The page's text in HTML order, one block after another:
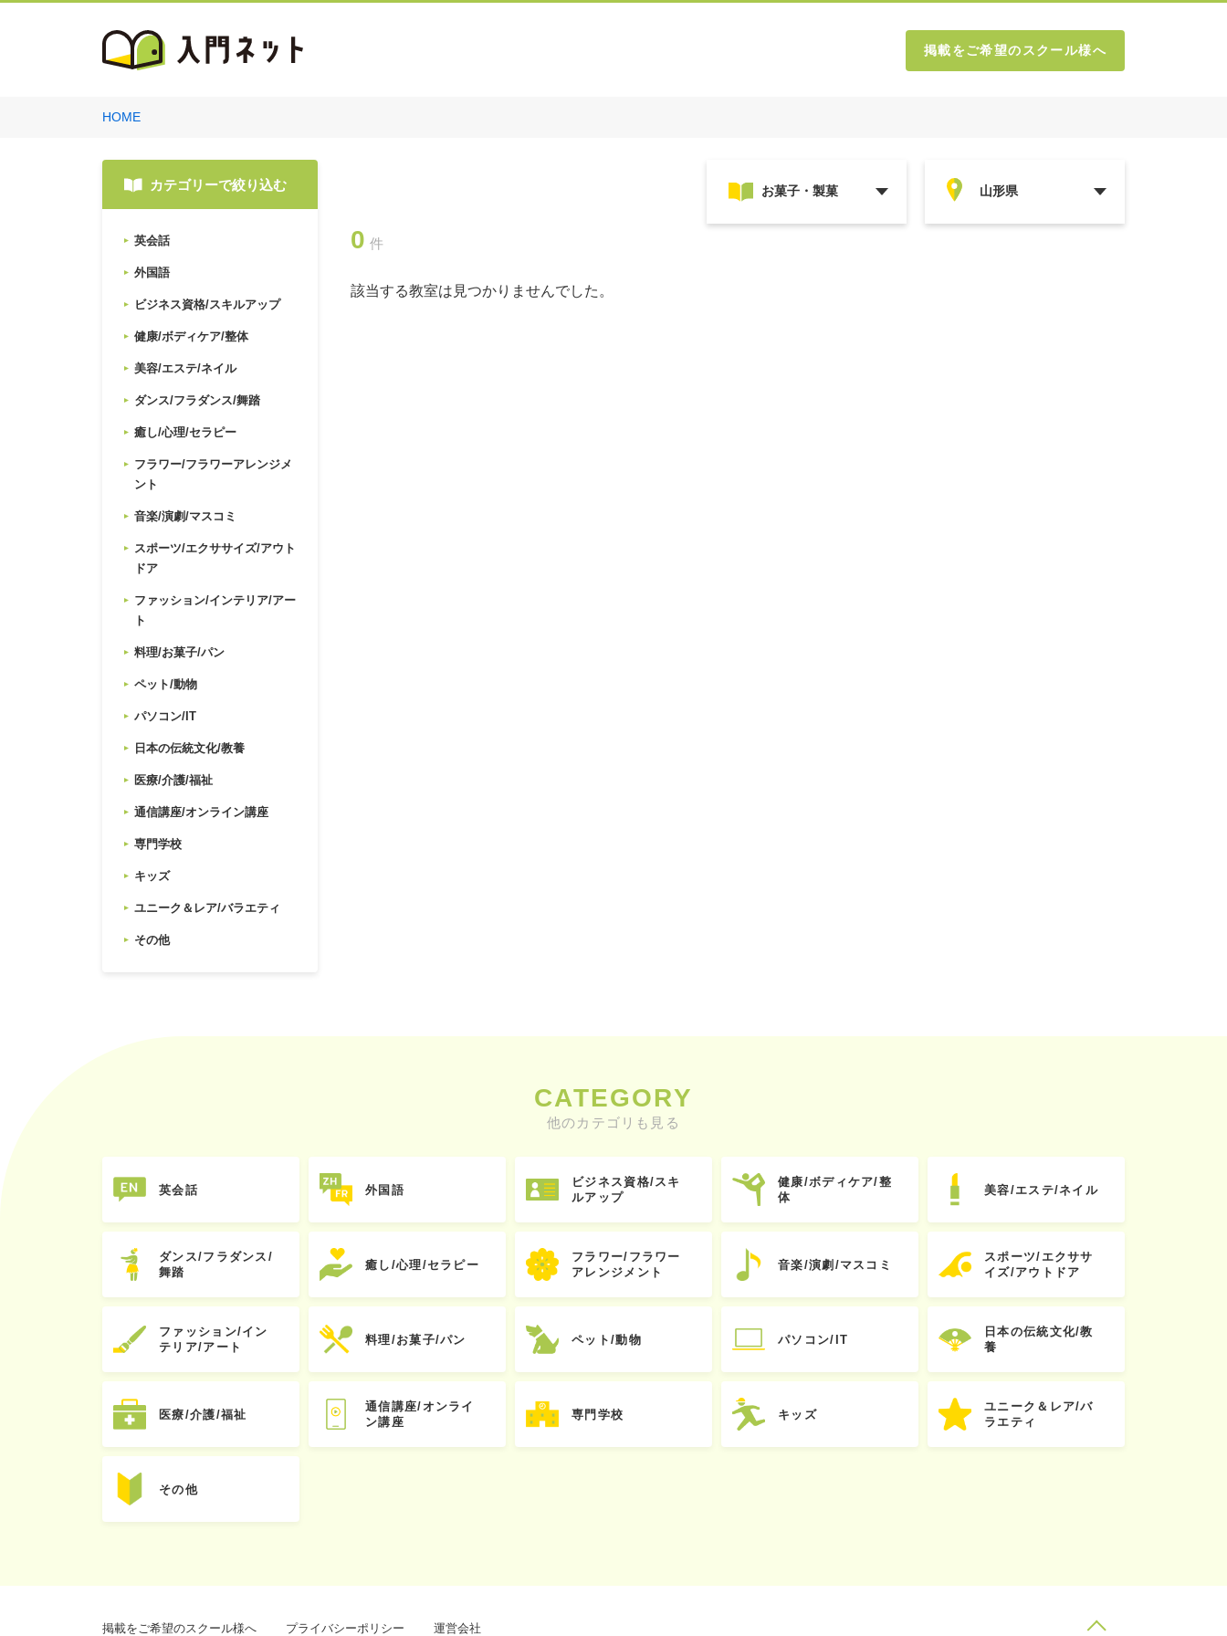
掲載をご希望のスクール様へ
HOME
カテゴリーで絞り込む
英会話
外国語
ビジネス資格/スキルアップ
健康/ボディケア/整体
美容/エステ/ネイル
ダンス/フラダンス/舞踏
癒し/心理/セラピー
フラワー/フラワーアレンジメ
ント
音楽/演劇/マスコミ
スポーツ/エクササイズ/アウト
ドア
ファッション/インテリア/アー
ト
料理/お菓子/パン
ペット/動物
パソコン/IT
日本の伝統文化/教養
医療/介護/福祉
通信講座/オンライン講座
専門学校
キッズ
ユニーク＆レア/バラエティ
その他
0 件
該当する教室は見つかりませんでした。
CATEGORY
他のカテゴリも見る
英会話 外国語
ビジネス資格/スキ
ルアップ
健康/ボディケア/整
体
美容/エステ/ネイル
ダンス/フラダンス/
舞踏
癒し/心理/セラピー
フラワー/フラワー
アレンジメント
音楽/演劇/マスコミ
スポーツ/エクササ
イズ/アウトドア
ファッション/イン
テリア/アート
料理/お菓子/パン ペット/動物 パソコン/IT
日本の伝統文化/教
養
医療/介護/福祉
通信講座/オンライ
ン講座
専門学校 キッズ
ユニーク＆レア/バ
ラエティ
その他
掲載をご希望のスクール様へ プライバシーポリシー 運営会社